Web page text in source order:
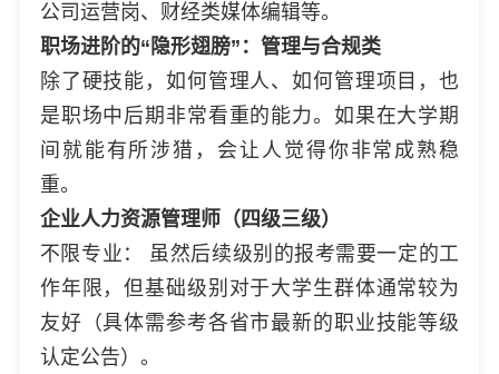
公司运营岗、财经类媒体编辑等。
职场进阶的“隐形翅膀”：管理与合规类
除了硬技能，如何管理人、如何管理项目，也
是职场中后期非常看重的能力。如果在大学期
间就能有所涉猎，会让人觉得你非常成熟稳
重。
企业人力资源管理师（四级三级）
不限专业： 虽然后续级别的报考需要一定的工
作年限，但基础级别对于大学生群体通常较为
友好（具体需参考各省市最新的职业技能等级
认定公告）。